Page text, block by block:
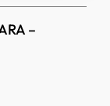
–